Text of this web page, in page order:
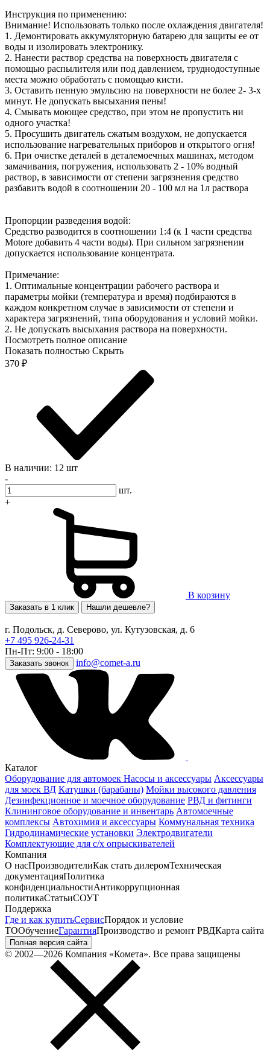
Инструкция по применению:
Внимание! Использовать только после охлаждения двигателя!
1. Демонтировать аккумуляторную батарею для защиты ее от
воды и изолировать электронику.
2. Нанести раствор средства на поверхность двигателя с
помощью распылителя или под давлением, труднодоступные
места можно обработать с помощью кисти.
3. Оставить пенную эмульсию на поверхности не более 2- 3-х
минут. Не допускать высыхания пены!
4. Смывать моющее средство, при этом не пропустить ни
одного участка!
5. Просушить двигатель сжатым воздухом, не допускается
использование нагревательных приборов и открытого огня!
6. При очистке деталей в деталемоечных машинах, методом
замачивания, погружения, использовать 2 - 10% водный
раствор, в зависимости от степени загрязнения средство
разбавить водой в соотношении 20 - 100 мл на 1л раствора
Пропорции разведения водой:
Средство разводится в соотношении 1:4 (к 1 части средства
Motore добавить 4 части воды). При сильном загрязнении
допускается использование концентрата.
Примечание:
1. Оптимальные концентрации рабочего раствора и
параметры мойки (температура и время) подбираются в
каждом конкретном случае в зависимости от степени и
характера загрязнений, типа оборудования и условий мойки.
2. Не допускать высыхания раствора на поверхности.
Посмотреть полное описание
Показать полностью Скрыть
370 ₽
В наличии: 12 шт
-
шт.
+
В корзину
Заказать в 1 клик Нашли дешевле?
г. Подольск, д. Северово, ул. Кутузовская, д. 6
+7 495 926-24-31
Пн-Пт: 9:00 - 18:00
Заказать звонок info@comet-a.ru
Каталог
Оборудование для автомоек Насосы и аксессуары Аксессуары
для моек ВД Катушки (барабаны) Мойки высокого давления
Дезинфекционное и моечное оборудование РВД и фитинги
Клининговое оборудование и инвентарь Автомоечные
комплексы Автохимия и аксессуары Коммунальная техника
Гидродинамические установки Электродвигатели
Комплектующие для с/х опрыскивателей
Компания
О насПроизводителиКак стать дилеромТехническая
документацияПолитика
конфиденциальностиАнтикоррупционная
политикаСтатьиСОУТ
Поддержка
Где и как купитьСервисПорядок и условие
ТООбучениеГарантияПроизводство и ремонт РВДКарта сайта
Полная версия сайта
© 2002—2026 Компания «Комета». Все права защищены